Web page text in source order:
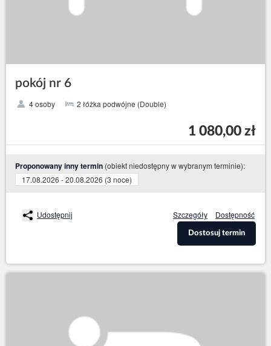
pokój nr 6
4 osoby 2 łóżka podwójne (Double)
1 080,00 zł
Proponowany inny termin (obiekt niedostępny w wybranym terminie):
17.08.2026 - 20.08.2026 (3 noce)
Udostępnij Szczegóły Dostępność
Dostosuj termin